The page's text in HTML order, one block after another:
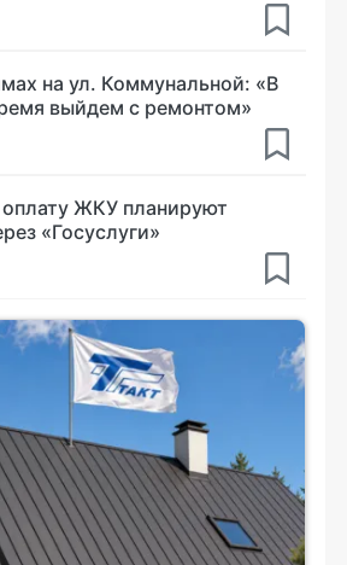
на ул. Коммунальной: «В
выйдем с ремонтом»
оплату ЖКУ планируют
«Госуслуги»